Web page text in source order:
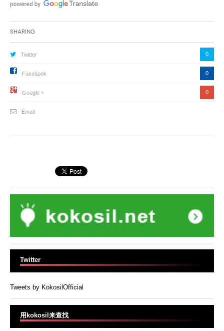
Sharing
Twitter 0
Facebook 0
Google + 0
Email
Twitter
Tweets by KokosilOfficial
用kokosil来查找